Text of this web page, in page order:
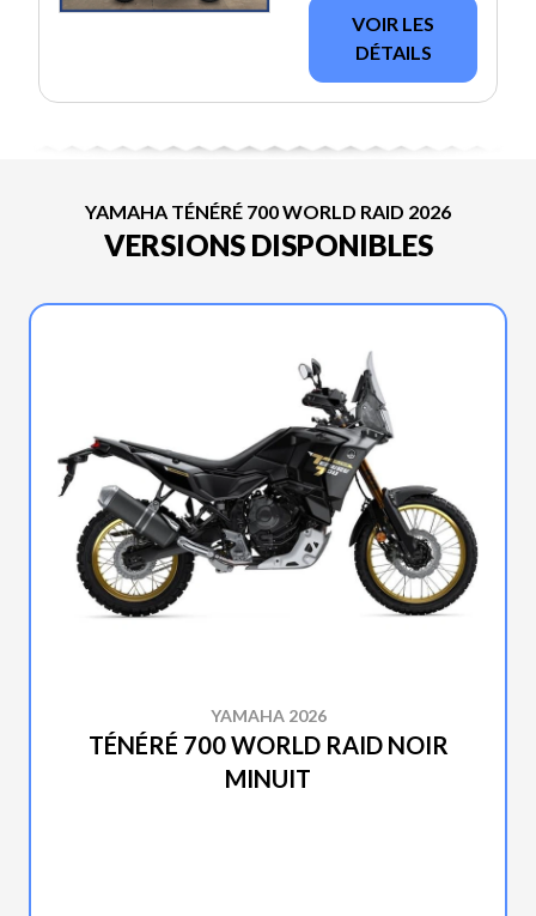
VOIR LES
DÉTAILS
YAMAHA TÉNÉRÉ 700 WORLD RAID 2026
VERSIONS DISPONIBLES
YAMAHA 2026
TÉNÉRÉ 700 WORLD RAID NOIR
MINUIT